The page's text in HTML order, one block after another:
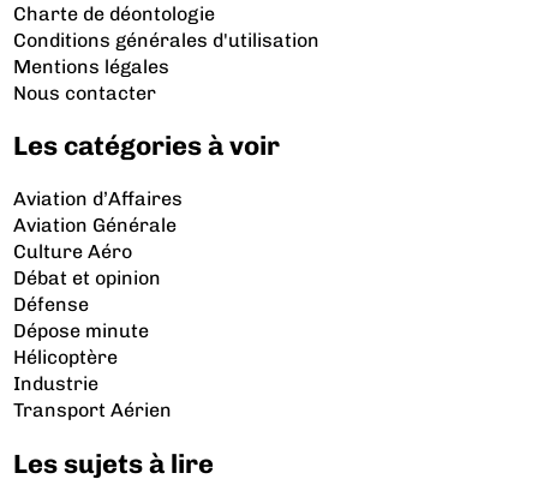
Charte de déontologie
Conditions générales d'utilisation
Mentions légales
Nous contacter
Les catégories à voir
Aviation d’Affaires
Aviation Générale
Culture Aéro
Débat et opinion
Défense
Dépose minute
Hélicoptère
Industrie
Transport Aérien
Les sujets à lire